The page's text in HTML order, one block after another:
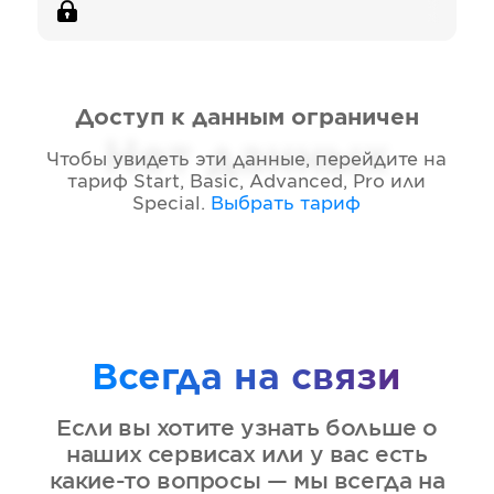
Нет данных
Доступ к данным ограничен
Чтобы увидеть эти данные, перейдите на
тариф Start, Basic, Advanced, Pro или
Special . Выбрать тариф
Всегда на связи
Если вы хотите узнать больше о
наших сервисах или у вас есть
какие-то вопросы — мы всегда на